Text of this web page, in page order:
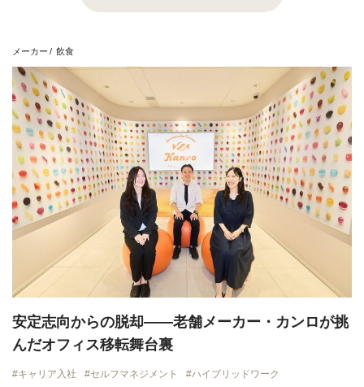
安定志向
View all
メーカー 飲食
安定志向からの脱却——老舗メーカー・カンロが挑
んだオフィス移転舞台裏
キャリア入社 セルフマネジメント
ハイブリッドワーク